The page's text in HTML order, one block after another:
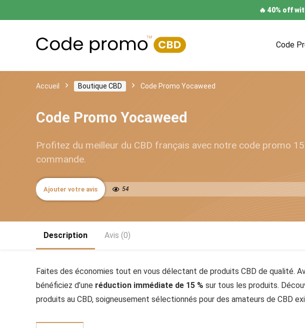
🔥 40% off
Code
Accueil Boutique CBD Code Promo Yocaweed
Code Promo Yocaweed
Profitez du meilleur du CBD français avec notre code promo
commande.
Ajouter votre avis 54
Description Avis (0)
Faites des économies tout en vous délectant de produits CBD de qualité.
bénéficiez d’une réduction immédiate de 15 % sur tous les produits.
produits au CBD, soigneusement sélectionnés pour des amateurs de CBD